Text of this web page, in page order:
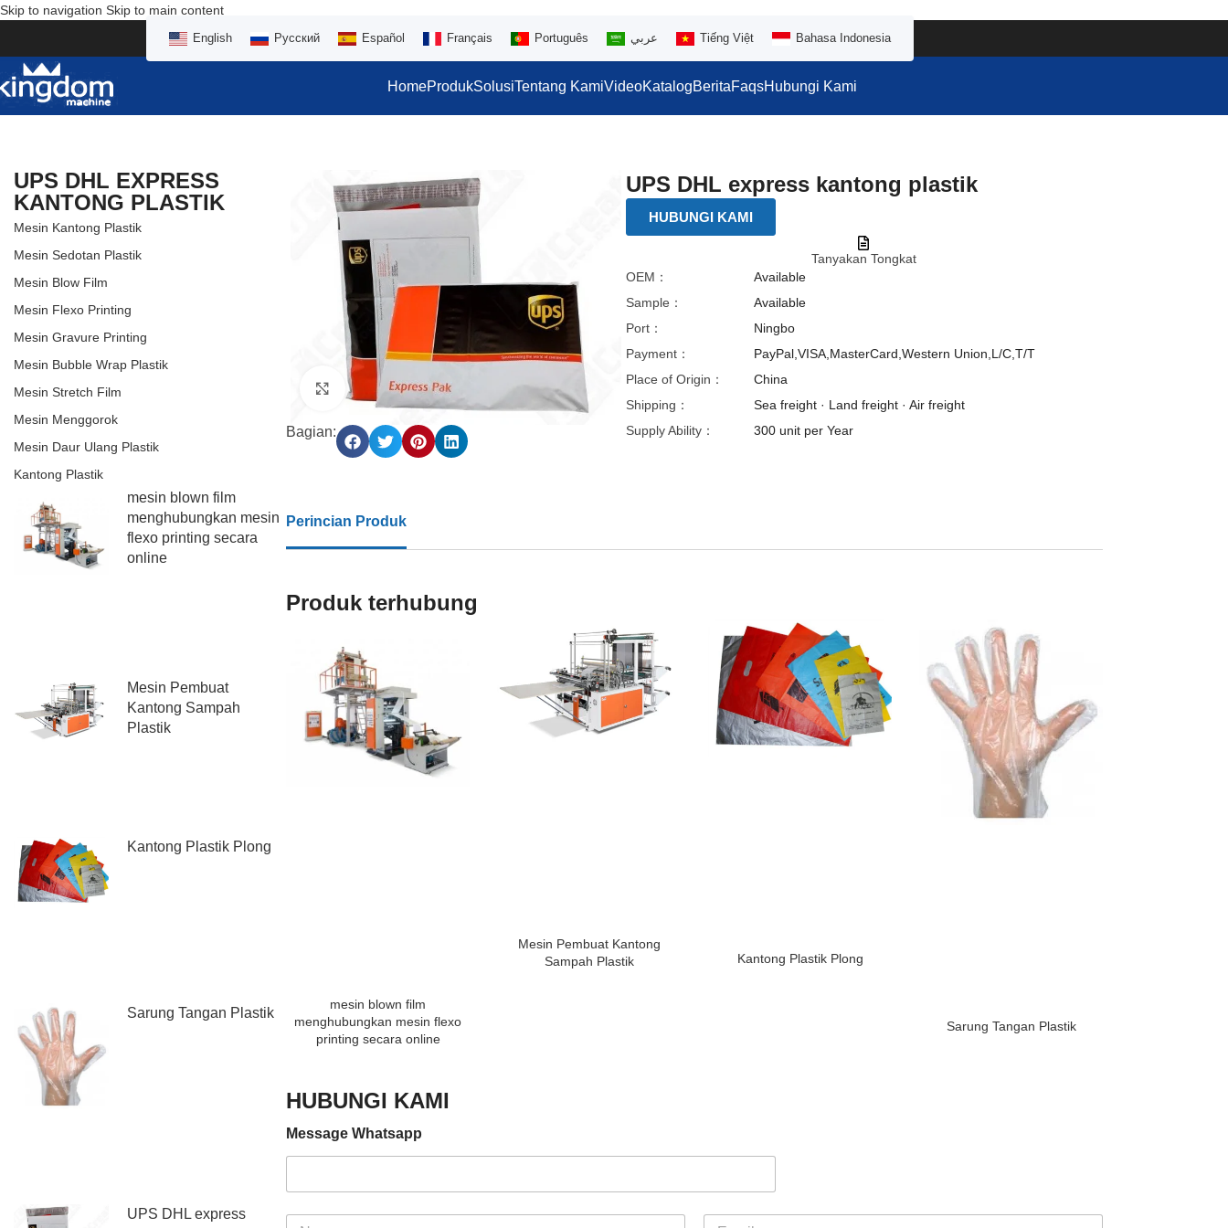
Skip to navigation Skip to main content
English Русский Español Français Português عربي Tiếng Việt Bahasa Indonesia
HomeProdukSolusiTentang KamiVideoKatalogBeritaFaqsHubungi Kami
UPS DHL EXPRESS
KANTONG PLASTIK
Mesin Kantong Plastik
Mesin Sedotan Plastik
Mesin Blow Film
Mesin Flexo Printing
Mesin Gravure Printing
Mesin Bubble Wrap Plastik
Mesin Stretch Film
Mesin Menggorok
Mesin Daur Ulang Plastik
Kantong Plastik
mesin blown film
menghubungkan mesin
flexo printing secara
online
Mesin Pembuat
Kantong Sampah
Plastik
Kantong Plastik Plong
Sarung Tangan Plastik
UPS DHL express
点击放大
Bagian:
UPS DHL express kantong plastik
HUBUNGI KAMI
Tanyakan Tongkat
OEM：
Available
Sample：
Available
Port：
Ningbo
Payment：
PayPal,VISA,MasterCard,Western Union,L/C,T/T
Place of Origin：
China
Shipping：
Sea freight · Land freight · Air freight
Supply Ability：
300 unit per Year
Perincian Produk
Produk terhubung
mesin blown film
menghubungkan mesin flexo
printing secara online
Mesin Pembuat Kantong
Sampah Plastik
Kantong Plastik Plong
Sarung Tangan Plastik
HUBUNGI KAMI
Message Whatsapp